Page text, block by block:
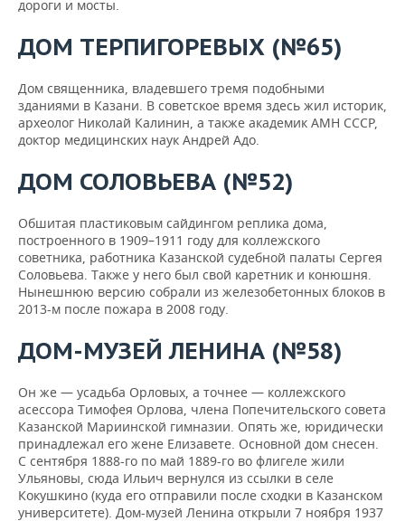
дороги и мосты.
ДОМ ТЕРПИГОРЕВЫХ (№65)
Дом священника, владевшего тремя подобными
зданиями в Казани. В советское время здесь жил историк,
археолог Николай Калинин, а также академик АМН СССР,
доктор медицинских наук Андрей Адо.
ДОМ СОЛОВЬЕВА (№52)
Обшитая пластиковым сайдингом реплика дома,
построенного в 1909–1911 году для коллежского
советника, работника Казанской судебной палаты Сергея
Соловьева. Также у него был свой каретник и конюшня.
Нынешнюю версию собрали из железобетонных блоков в
2013-м после пожара в 2008 году.
ДОМ-МУЗЕЙ ЛЕНИНА (№58)
Он же — усадьба Орловых, а точнее — коллежского
асессора Тимофея Орлова, члена Попечительского совета
Казанской Мариинской гимназии. Опять же, юридически
принадлежал его жене Елизавете. Основной дом снесен.
С сентября 1888-го по май 1889-го во флигеле жили
Ульяновы, сюда Ильич вернулся из ссылки в селе
Кокушкино (куда его отправили после сходки в Казанском
университете). Дом-музей Ленина открыли 7 ноября 1937